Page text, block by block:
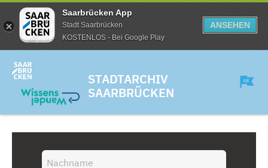
Saarbrücken App
Stadt Saarbrücken
KOSTENLOS - Bei Google Play
ANSEHEN
STADTARCHIV
SAARBRÜCKEN